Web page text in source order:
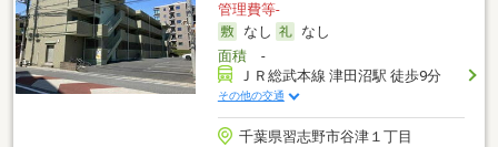
管理費等-
なし
なし
面積-
ＪＲ総武本線 津田沼駅 徒歩9分
その他の交通
千葉県習志野市谷津１丁目